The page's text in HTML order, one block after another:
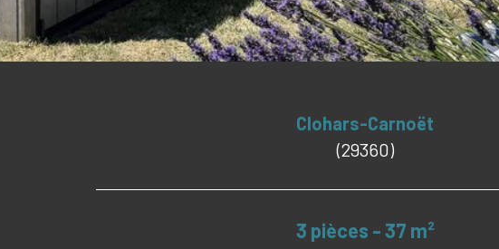
Clohars-Carnoët
(29360)
3 pièces - 37 m²